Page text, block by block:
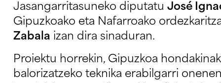
Jasangarritasuneko diputatuJosé
Gipuzkoako eta Nafarroako
Zabala izan dira sinaduran.
Proiektu horrekin, Gipuzkoa
balorizatzeko teknika erabilgarri